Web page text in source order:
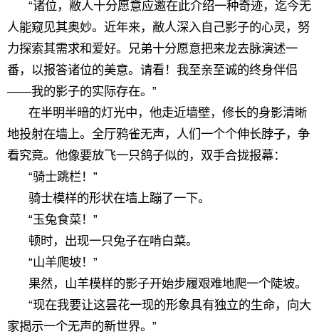
“诸位，敝人十分愿意应邀在此介绍一种奇迹，迄今无
人能窥见其奥妙。近年来，敝人深入自己影子的心灵，努
力探索其需求和爱好。兄弟十分愿意把来龙去脉演述一
番，以报答诸位的美意。请看！我至亲至诚的终身伴侣
——我的影子的实际存在。”
在半明半暗的灯光中，他走近墙壁，修长的身影清晰
地投射在墙上。全厅鸦雀无声，人们一个个伸长脖子，争
看究竟。他像要放飞一只鸽子似的，双手合拢报幕：
“骑士跳栏！”
骑士模样的形状在墙上蹦了一下。
“玉兔食菜！”
顿时，出现一只兔子在啃白菜。
“山羊爬坡！”
果然，山羊模样的影子开始步履艰难地爬一个陡坡。
“现在我要让这昙花一现的形象具有独立的生命，向大
家揭示一个无声的新世界。”